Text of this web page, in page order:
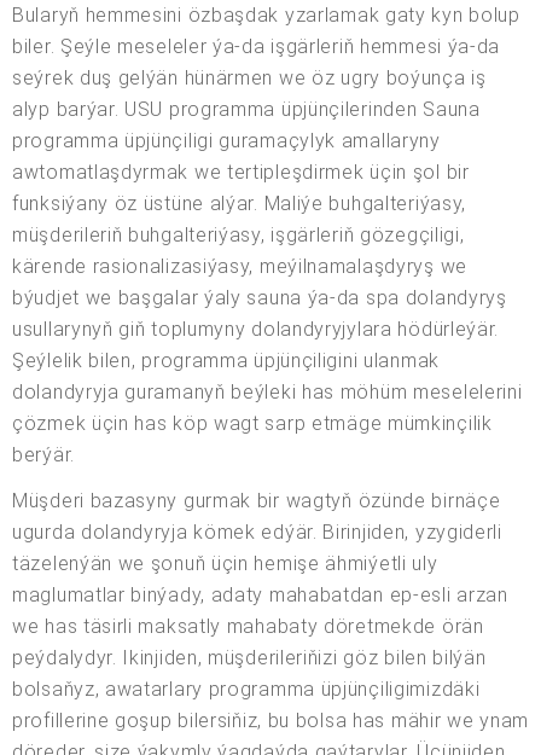
Bularyň hemmesini özbaşdak yzarlamak gaty kyn bolup
biler. Şeýle meseleler ýa-da işgärleriň hemmesi ýa-da
seýrek duş gelýän hünärmen we öz ugry boýunça iş
alyp barýar. USU programma üpjünçilerinden Sauna
programma üpjünçiligi guramaçylyk amallaryny
awtomatlaşdyrmak we tertipleşdirmek üçin şol bir
funksiýany öz üstüne alýar. Maliýe buhgalteriýasy,
müşderileriň buhgalteriýasy, işgärleriň gözegçiligi,
kärende rasionalizasiýasy, meýilnamalaşdyryş we
býudjet we başgalar ýaly sauna ýa-da spa dolandyryş
usullarynyň giň toplumyny dolandyryjylara hödürleýär.
Şeýlelik bilen, programma üpjünçiligini ulanmak
dolandyryja guramanyň beýleki has möhüm meselelerini
çözmek üçin has köp wagt sarp etmäge mümkinçilik
berýär.
Müşderi bazasyny gurmak bir wagtyň özünde birnäçe
ugurda dolandyryja kömek edýär. Birinjiden, yzygiderli
täzelenýän we şonuň üçin hemişe ähmiýetli uly
maglumatlar binýady, adaty mahabatdan ep-esli arzan
we has täsirli maksatly mahabaty döretmekde örän
peýdalydyr. Ikinjiden, müşderileriňizi göz bilen bilýän
bolsaňyz, awatarlary programma üpjünçiligimizdäki
profillerine goşup bilersiňiz, bu bolsa has mähir we ynam